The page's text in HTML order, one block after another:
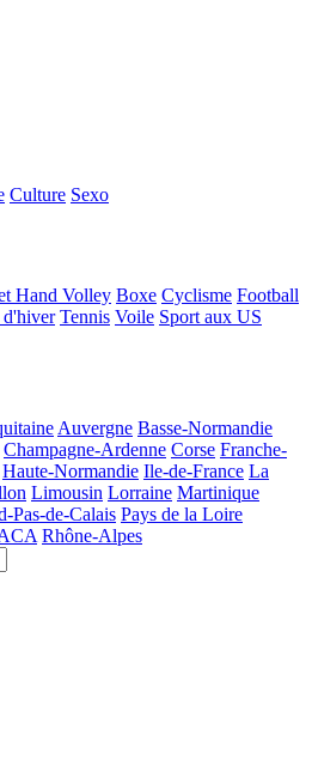
Culture Sexo
Hand Volley Boxe Cyclisme Football
d'hiver Tennis Voile Sport aux US
Auvergne Basse-Normandie
Champagne-Ardenne Corse Franche-
Haute-Normandie Ile-de-France La
Limousin Lorraine Martinique
Pas-de-Calais Pays de la Loire
Rhône-Alpes